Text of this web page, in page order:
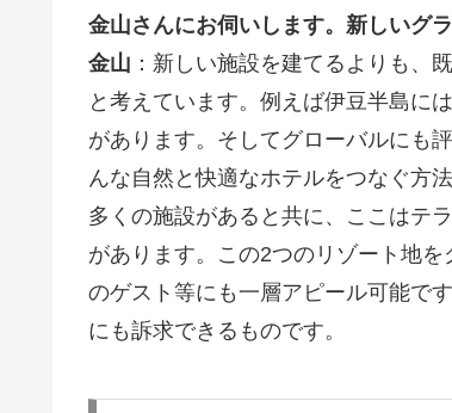
金山さんにお伺いします。新しいグ
金山 ：新しい施設を建てるよりも、
と考えています。例えば伊豆半島に
があります。そしてグローバルにも
んな自然と快適なホテルをつなぐ方
多くの施設があると共に、ここはテ
があります。この2つのリゾート地
のゲスト等にも一層アピール可能で
にも訴求できるものです。